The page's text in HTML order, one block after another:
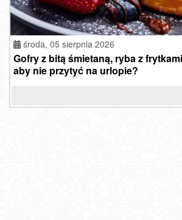
środa, 05 sierpnia 2026
Gofry z bitą śmietaną, ryba z
aby nie przytyć na urlopie?